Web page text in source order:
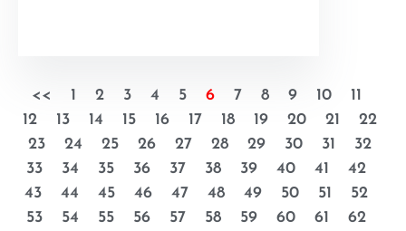
<< 1 2 3 4 5 6 7 8 9 10
11
12
13 14 15 16 17 18 19 20 21
22
23
24 25 26 27 28 29 30 31
32
33
34 35 36 37 38 39 40 41
42
43
44 45 46 47 48 49 50 51
52
53
54 55 56 57 58 59 60 61
62